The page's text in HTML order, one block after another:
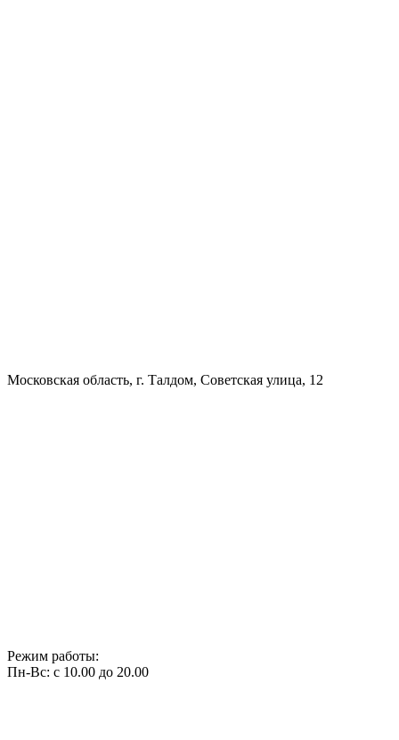
Московская область, г. Талдом, Советская улица, 12
Режим работы:
Пн-Вс: с 10.00 до 20.00